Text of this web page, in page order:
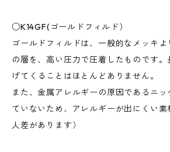
○K14GF(ゴールドフィルド）
ゴールドフィルドは、一般的なメッキ
の層を、高い圧力で圧着したものです
げてくることはほとんどありません。
また、金属アレルギーの原因であるニ
ていないため、アレルギーが出にくい
人差があります）